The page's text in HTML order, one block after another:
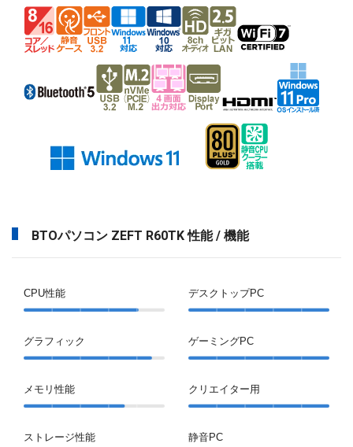
BTOパソコン ZEFT R60TK 性能 / 機能
CPU性能
グラフィック
メモリ性能
ストレージ性能
デスクトップPC
ゲーミングPC
クリエイター用
静音PC